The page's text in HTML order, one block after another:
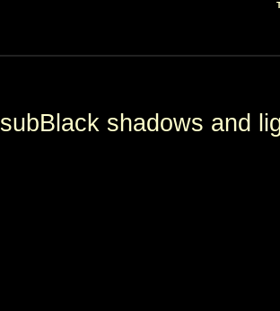
subBlack shadows and